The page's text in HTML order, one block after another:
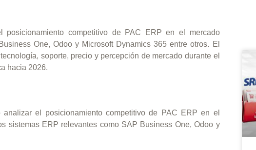
posicionamiento competitivo de PAC ERP en el mercado
One, Odoo y Microsoft Dynamics 365 entre otros. El
soporte, precio y percepción de mercado durante el
hacia 2026.
el posicionamiento competitivo de PAC ERP en el
sistemas ERP relevantes como SAP Business One, Odoo y